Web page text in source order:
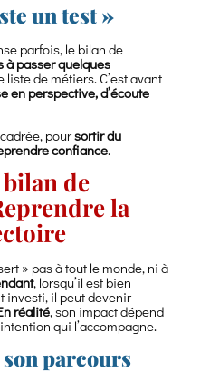
un test »
parfois, le bilan de
à passer quelques
liste de métiers. C’est avant
en perspective, d’écoute
poursortir du
confiance.
de
la
» pas à tout le monde, ni à
, lorsqu’il est bien
investi, il peut devenir
réalité, son impact dépend
qui l’accompagne.
parcours